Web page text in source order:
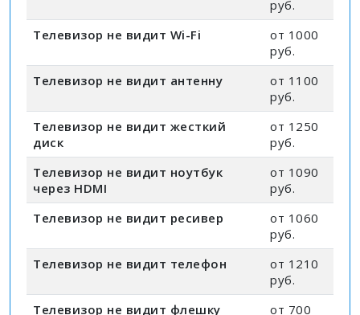
руб.
Телевизор не видит Wi-Fi
от 1000
руб.
Телевизор не видит антенну
от 1100
руб.
Телевизор не видит жесткий
диск
от 1250
руб.
Телевизор не видит ноутбук
через HDMI
от 1090
руб.
Телевизор не видит ресивер
от 1060
руб.
Телевизор не видит телефон
от 1210
руб.
Телевизор не видит флешку
от 700